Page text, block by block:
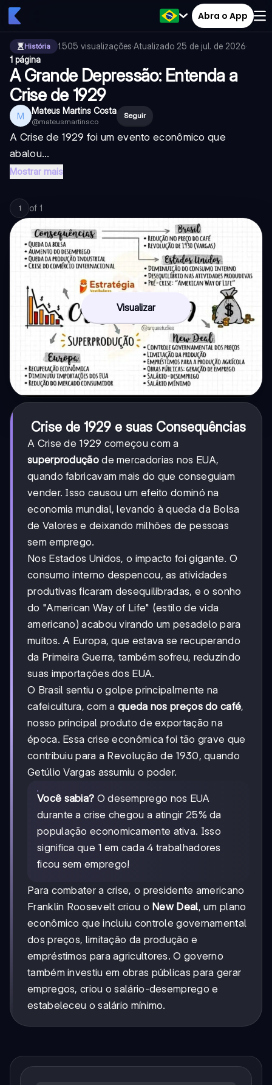
Abra o App
História 1.505 visualizações·Atualizado 25 de jul. de 2026·
1 página
A Grande Depressão: Entenda a
Crise de 1929
M Mateus Martins Costa
@mateusmartinsco
Seguir
A Crise de 1929 foi um evento econômico que
abalou...
Mostrar mais
1 of 1
Visualizar
Crise de 1929 e suas Consequências
A Crise de 1929 começou com a
superproduçãode mercadorias nos EUA,
quando fabricavam mais do que conseguiam
vender. Isso causou um efeito dominó na
economia mundial, levando à queda da Bolsa
de Valores e deixando milhões de pessoas
sem emprego.
Nos Estados Unidos, o impacto foi gigante. O
consumo interno despencou, as atividades
produtivas ficaram desequilibradas, e o sonho
do "American Way of Life" (estilo de vida
americano) acabou virando um pesadelo para
muitos. A Europa, que estava se recuperando
da Primeira Guerra, também sofreu, reduzindo
suas importações dos EUA.
O Brasil sentiu o golpe principalmente na
cafeicultura, com aqueda nos preços do café,
nosso principal produto de exportação na
época. Essa crise econômica foi tão grave que
contribuiu para a Revolução de 1930, quando
Getúlio Vargas assumiu o poder.
Você sabia? O desemprego nos EUA
durante a crise chegou a atingir 25% da
população economicamente ativa. Isso
significa que 1 em cada 4 trabalhadores
ficou sem emprego!
Para combater a crise, o presidente americano
Franklin Roosevelt criou o New Deal, um plano
econômico que incluiu controle governamental
dos preços, limitação da produção e
empréstimos para agricultores. O governo
também investiu em obras públicas para gerar
empregos, criou o salário-desemprego e
estabeleceu o salário mínimo.